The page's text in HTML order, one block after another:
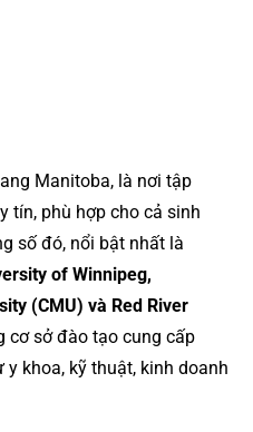
Manitoba, là nơi tập
tín, phù hợp cho cả sinh
số đó, nổi bật nhất là
of Winnipeg,
(CMU) và Red River
cơ sở đào tạo cung cấp
khoa, kỹ thuật, kinh doanh